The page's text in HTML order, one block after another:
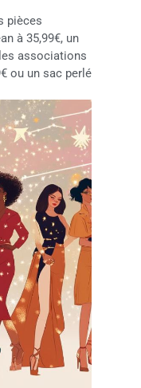
pièces
à 35,99€, un
associations
ou un sac perlé